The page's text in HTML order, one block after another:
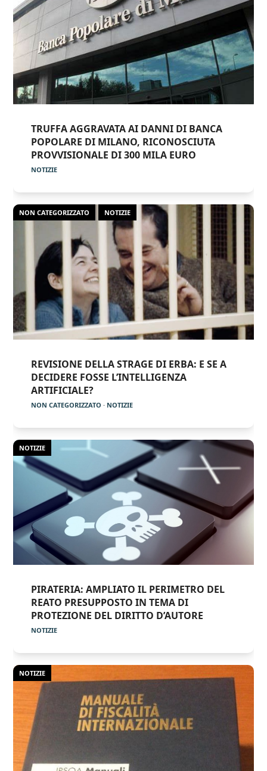
TRUFFA AGGRAVATA AI DANNI DI BANCA
POPOLARE DI MILANO, RICONOSCIUTA
PROVVISIONALE DI 300 MILA EURO
NOTIZIE
NON CATEGORIZZATO NOTIZIE
REVISIONE DELLA STRAGE DI ERBA: E SE A
DECIDERE FOSSE L’INTELLIGENZA
ARTIFICIALE?
NON CATEGORIZZATO · NOTIZIE
NOTIZIE
PIRATERIA: AMPLIATO IL PERIMETRO DEL
REATO PRESUPPOSTO IN TEMA DI
PROTEZIONE DEL DIRITTO D’AUTORE
NOTIZIE
NOTIZIE